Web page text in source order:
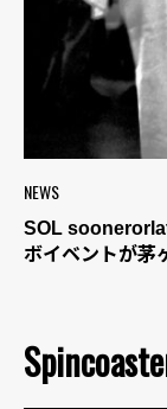
NEWS
SOL
ボイベントが茅